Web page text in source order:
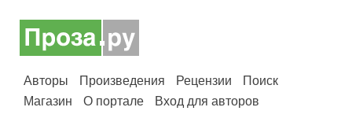
Авторы Произведения Рецензии
Поиск
Магазин
О портале Вход для авторов